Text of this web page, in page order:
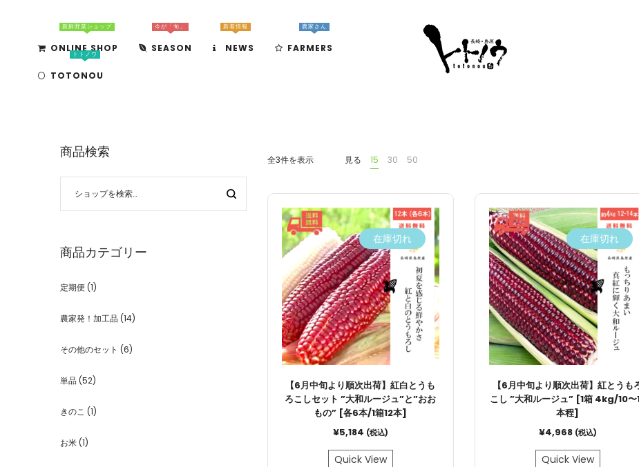
ONLINE SHOP
新鮮野菜ショップ
SEASON
今が「旬」
NEWS
新着情報
FARMERS
農家さん
TOTONOU
トトノウ
全3件を表示 見る 15 30 50
在庫切れ
【6月中旬より順次出荷】紅白とうも
ろこしセット ”大和ルージュ”と”おお
もの” [各6本/1箱12本]
¥5,184 (税込)
Quick View
在庫切れ
【6月中旬より順次出荷】紅とうも
こし ”大和ルージュ” [1箱 4kg/10〜
本程]
¥4,968 (税込)
Quick View
商品検索
商品カテゴリー
定期便 (1)
農家発！加工品 (14)
その他のセット (6)
単品 (52)
きのこ (1)
お米 (1)